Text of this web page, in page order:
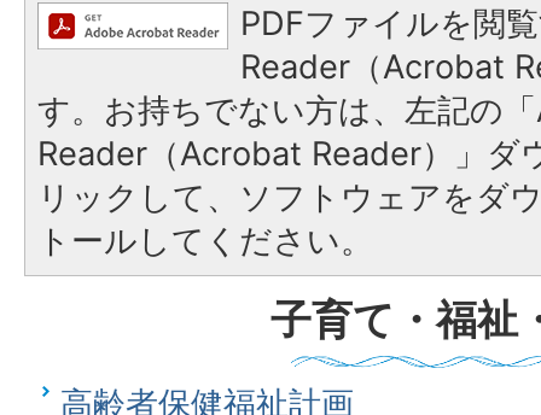
PDFファイルを閲
Reader（Acrobat
す。お持ちでない方は、左記の
Reader（Acrobat Reader）」ダ
リックして、ソフトウェアをダ
トールしてください。
子育て・福祉
高齢者保健福祉計画